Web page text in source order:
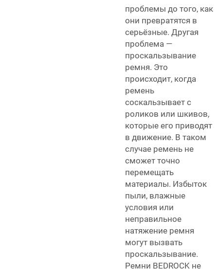
проблемы до того, как
они превратятся в
серьёзные. Другая
проблема —
проскальзывание
ремня. Это
происходит, когда
ремень
соскальзывает с
роликов или шкивов,
которые его приводят
в движение. В таком
случае ремень не
сможет точно
перемещать
материалы. Избыток
пыли, влажные
условия или
неправильное
натяжение ремня
могут вызвать
проскальзывание.
Ремни BEDROCK не